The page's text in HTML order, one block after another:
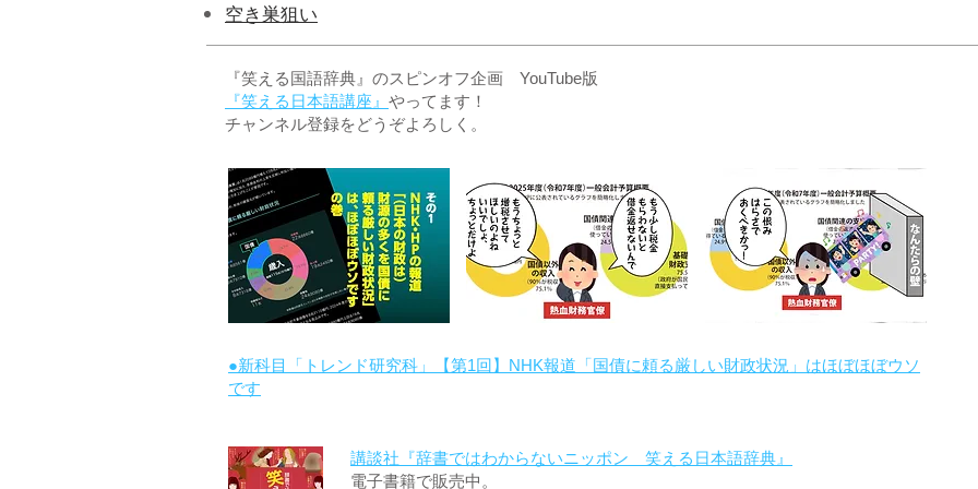
空き巣狙い
『笑える国語辞典』のスピンオフ企画 YouTube版
『笑える日本語講座』 やってます！
チャンネル登録をどうぞよろしく。
●新科目「トレンド研究科」【第1回】NHK報道「国債に頼る厳しい財政状況」はほぼほぼウソ
です
講談社『辞書ではわからないニッポン 笑える日本語辞典』
電子書籍で販売中。